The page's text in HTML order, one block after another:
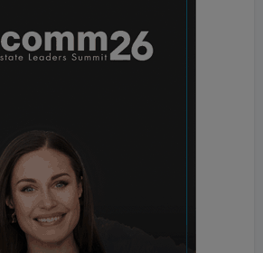
der Haustechnik & Wartung am
sieht die Zukunft positiv:
sehr solide. Denn wir haben
im Griff und obwohl die Zeiten
es Spaß bei uns.“